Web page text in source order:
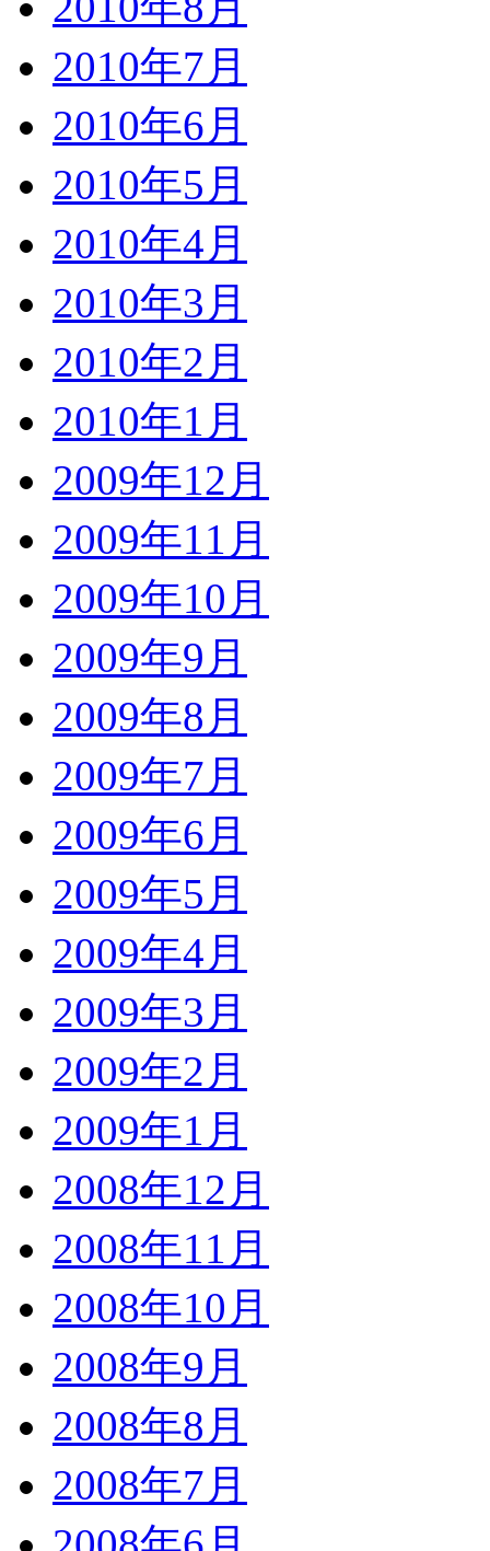
2010年7月
2010年6月
2010年5月
2010年4月
2010年3月
2010年2月
2010年1月
2009年12月
2009年11月
2009年10月
2009年9月
2009年8月
2009年7月
2009年6月
2009年5月
2009年4月
2009年3月
2009年2月
2009年1月
2008年12月
2008年11月
2008年10月
2008年9月
2008年8月
2008年7月